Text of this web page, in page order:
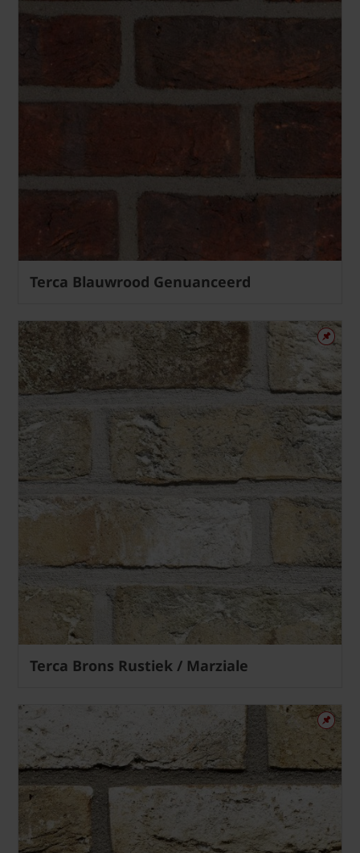
Terca Blauwrood Genuanceerd
Terca Brons Rustiek / Marziale